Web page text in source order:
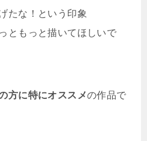
たな！という印象
ともっと描いてほしいで
方に特にオススメの作品で